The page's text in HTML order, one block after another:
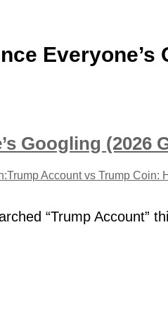
Everyone’s
Googling (2026
Trump Account vs Trump Coin:
“Trump Account”